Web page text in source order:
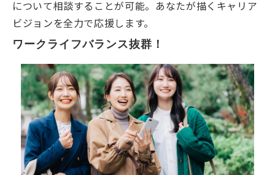
について相談することが可能。あなたが描くキャリア
ビジョンを全力で応援します。
ワークライフバランス抜群！